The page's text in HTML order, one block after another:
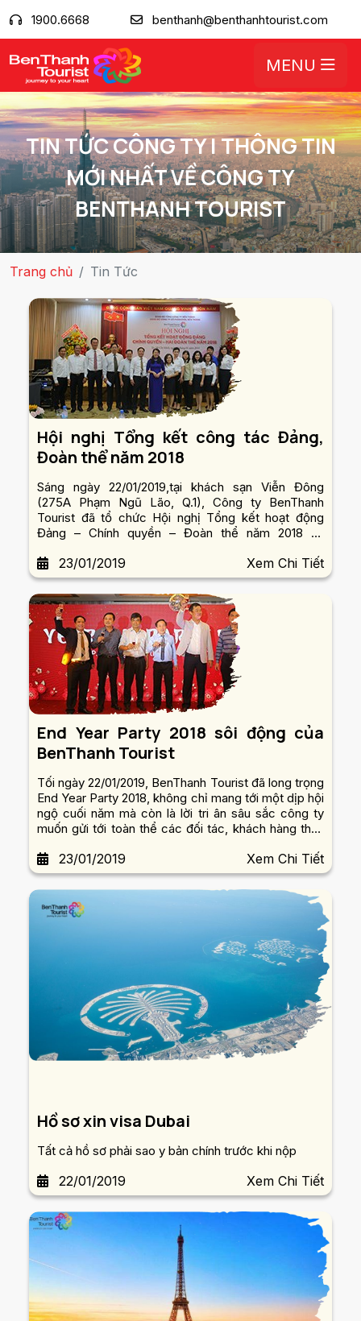
1900.6668 benthanh@benthanhtourist.com
MENU
TIN TỨC CÔNG TY | THÔNG TIN
MỚI NHẤT VỀ CÔNG TY
BENTHANH TOURIST
Trang chủ Tin Tức
Hội nghị Tổng kết công tác Đảng,
Đoàn thể năm 2018
Sáng ngày 22/01/2019,tại khách sạn Viễn Đông
(275A Phạm Ngũ Lão, Q.1), Công ty BenThanh
Tourist đã tổ chức Hội nghị Tổng kết hoạt động
Đảng – Chính quyền – Đoàn thể năm 2018 và
nhiều nội dung nổi bật khác.
23/01/2019 Xem Chi Tiết
End Year Party 2018 sôi động của
BenThanh Tourist
Tối ngày 22/01/2019, BenThanh Tourist đã long trọng
End Year Party 2018, không chỉ mang tới một dịp hội
ngộ cuối năm mà còn là lời tri ân sâu sắc công ty
muốn gửi tới toàn thể các đối tác, khách hàng thân
ty qua các thời kỳ.
23/01/2019 Xem Chi Tiết
Hồ sơ xin visa Dubai
Tất cả hồ sơ phải sao y bản chính trước khi nộp
22/01/2019 Xem Chi Tiết